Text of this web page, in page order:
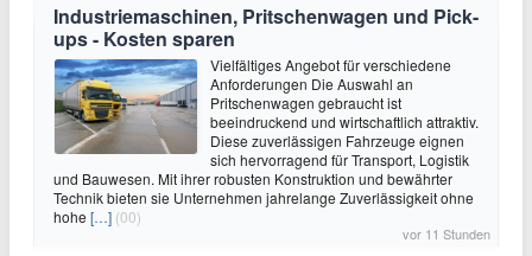
Industriemaschinen, Pritschenwagen und Pick-
ups - Kosten sparen
Vielfältiges Angebot für verschiedene
Anforderungen Die Auswahl an
Pritschenwagen gebraucht ist
beeindruckend und wirtschaftlich attraktiv.
Diese zuverlässigen Fahrzeuge eignen
sich hervorragend für Transport, Logistik
und Bauwesen. Mit ihrer robusten Konstruktion und bewährter
Technik bieten sie Unternehmen jahrelange Zuverlässigkeit ohne
hohe […] (00)
vor 11 Stunden